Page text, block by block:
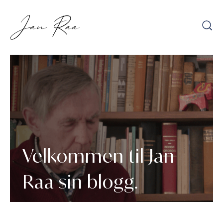
innhold
Velkommen til Jan
Raa sin blogg.